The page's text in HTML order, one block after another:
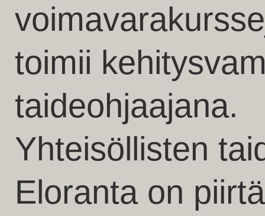
toimii
taideohjaajana.
Yhteisöllisten
Eloranta on